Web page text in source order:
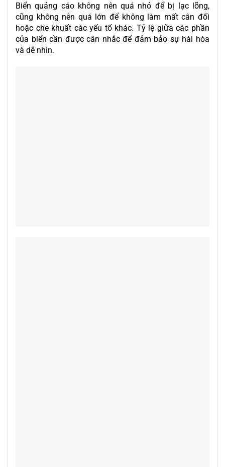
Biển quảng cáo không nên quá nhỏ để bị lạc lõng,
cũng không nên quá lớn để không làm mất cân đối
hoặc che khuất các yếu tố khác. Tỷ lệ giữa các phần
của biển cần được cân nhắc để đảm bảo sự hài hòa
và dễ nhìn.